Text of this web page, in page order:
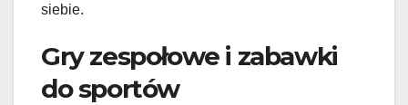
siebie.
Gry zespołowe i zabawki
do sportów